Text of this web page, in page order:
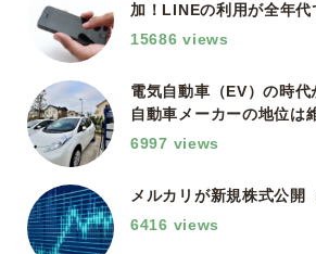
加！LINEの利用が全年代
15686 views
電気自動車（EV）の時
自動車メーカーの地位は
6997 views
メルカリが新規株式公開
6416 views